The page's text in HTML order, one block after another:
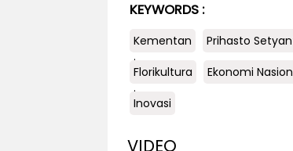
KEYWORDS :
Kementan
Prihasto
.
Florikultura
Ekonomi
.
Inovasi
VIDEO